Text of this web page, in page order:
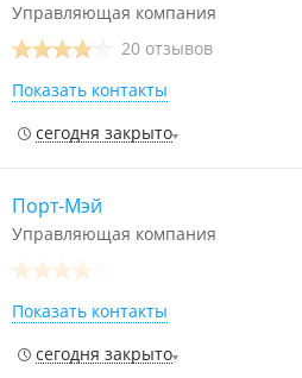
Управляющая компания
20 отзывов
Показать контакты
сегодня закрыто
Порт-Мэй
Управляющая компания
Показать контакты
сегодня закрыто